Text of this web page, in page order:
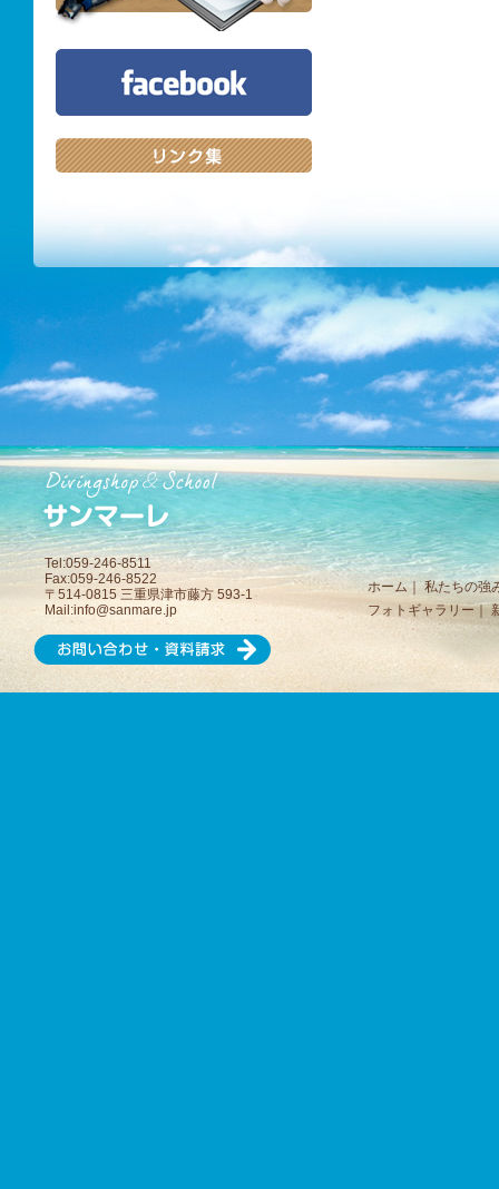
Tel:059-246-8511
Fax:059-246-8522
〒514-0815 三重県津市藤方 593-1
Mail:info@sanmare.jp
ホーム
私たちの強
フォトギャラリー｜